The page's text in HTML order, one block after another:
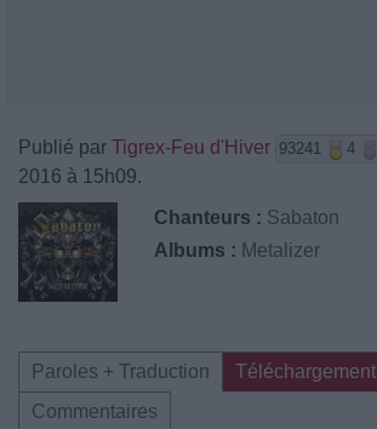
Publié par Tigrex-Feu d'Hiver 93241 4
2016 à 15h09.
Chanteurs : Sabaton
Albums : Metalizer
Paroles + Traduction Téléchargement
Commentaires